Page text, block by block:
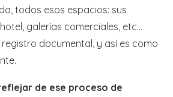
todos esos espacios: sus
galerías comerciales, etc…
documental, y así es como
de ese proceso de